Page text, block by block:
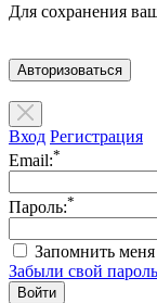
Для сохранения
Авторизоваться
Вход Регистрация
Email:*
Пароль:*
Запомнить меня
Забыли свой